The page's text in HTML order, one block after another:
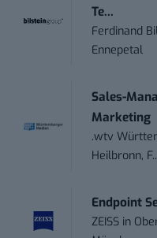
Te...
Ferdinand
Ennepetal
Sales-
Marketing
.wtv
Heilbronn,
Endpoint
ZEISS in